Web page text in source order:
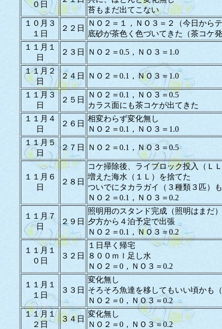
０日
苔もまだ出てこない
１０月３
１日
２２日
ＮＯ２＝１，ＮＯ３＝２（今日から
底砂が茶色く色づいてきた（茶コケ
１１月１
日
２３日 ＮＯ２＝0.5，ＮＯ３＝1.0
１１月２
日
２４日 ＮＯ２＝0.1，ＮＯ３＝1.0
１１月３
日
２５日
ＮＯ２＝0.1，ＮＯ３＝0.5
カラス面にも茶コケが出てきた
１１月４
日
２６日
相変わらず変化無し
ＮＯ２＝0.1，ＮＯ３＝1.0
１１月５
日
２７日 ＮＯ２＝0.1，ＮＯ３＝0.5
１１月６
日
２８日
コケ掃除後、ライブロック投入（Ｌ
増えた海水（１Ｌ）を捨てた
ついでにタカラガイ（３種類３匹）
ＮＯ２＝0.1，ＮＯ３＝0.2
１１月７
日
２９日
照明用のスタンド完成（照明はまだ）
夕方から４泊予定で出張
ＮＯ２＝0.1，ＮＯ３＝0.2
１１月１
０日
３２日
１日早く帰宅
８００ｍｌ足し水
ＮＯ２＝0，ＮＯ３＝0.2
１１月１
１日
３３日
変化無し
そろそろ魚達を移してもいい頃かも
ＮＯ２＝0，ＮＯ３＝0.2
１１月１
２日
３４日
変化無し
ＮＯ２＝0，ＮＯ３＝0.2